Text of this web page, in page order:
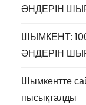
ӘНДЕРІН
ШЫМКЕНТ:
ӘНДЕРІН
Шымкентте
пысықталды